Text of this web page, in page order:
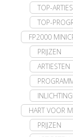
TOP-
TOP-
FP2000
PRIJZEN
ARTIESTEN
HART VOOR
PRIJZEN